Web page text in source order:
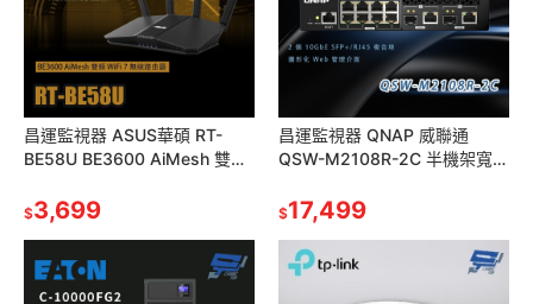
昌運監視器 ASUS華碩 RT-
BE58U BE3600 AiMesh 雙頻
$3,699
昌運監視器 QNAP 威聯通
QSW-M2108R-2C 半機架寬度
$17,499